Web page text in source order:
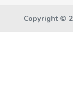
Copyright ©